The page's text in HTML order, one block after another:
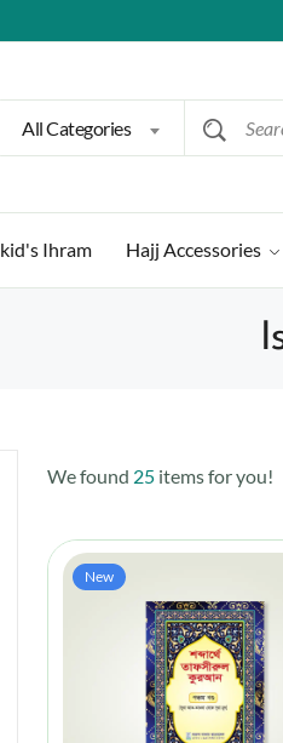
All Categories
kid's Ihram Hajj Accessories
We found 25 items for you!
New